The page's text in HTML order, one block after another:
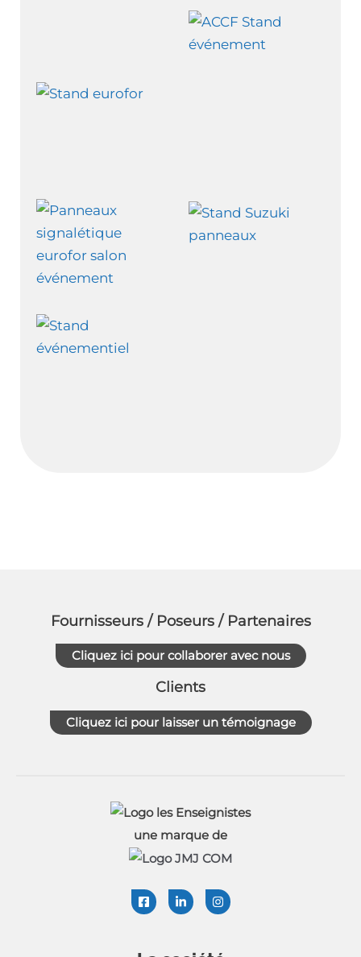
Fournisseurs / Poseurs / Partenaires
Cliquez ici pour collaborer avec nous
Clients
Cliquez ici pour laisser un témoignage
une marque de